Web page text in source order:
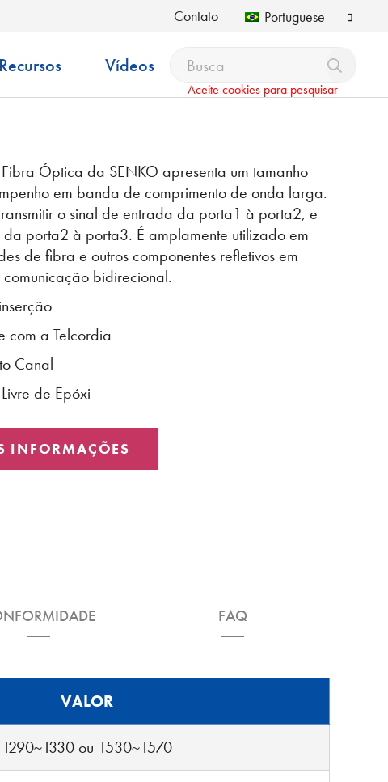
Contato Portuguese
Recursos Vídeos
Aceite cookies para pesquisar
Óptica da SENKO apresenta um tamanho
em banda de comprimento de onda larga.
o sinal de entrada da porta1 à porta2, e
porta2 à porta3. É amplamente utilizado em
de fibra e outros componentes refletivos em
bidirecional.
com a Telcordia
Canal
de Epóxi
INFORMAÇÕES
FAQ
VALOR
1290~1330 ou 1530~1570